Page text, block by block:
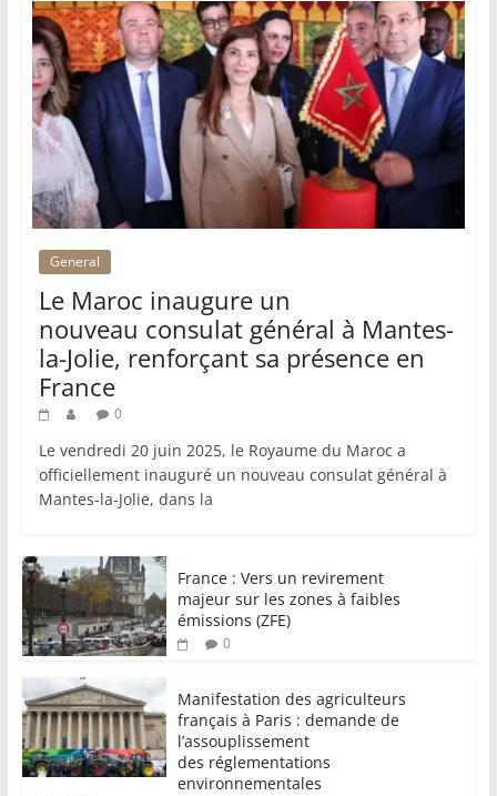
General
Le Maroc inaugure un
nouveau consulat général à Mantes-
la-Jolie, renforçant sa présence en
France
0
Le vendredi 20 juin 2025, le Royaume du Maroc a
officiellement inauguré un nouveau consulat général à
Mantes-la-Jolie, dans la
France : Vers un revirement
majeur sur les zones à faibles
émissions (ZFE)
0
Manifestation des agriculteurs
français à Paris : demande de
l’assouplissement
des réglementations
environnementales